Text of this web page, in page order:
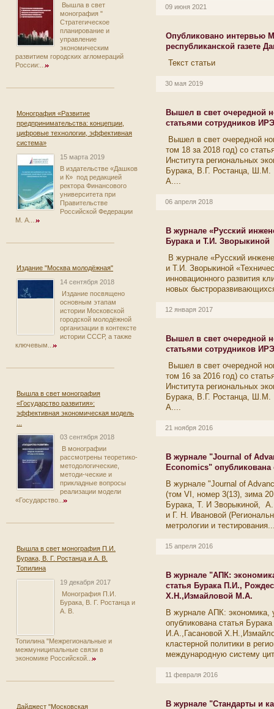
Вышла в свет
монография "
Стратегическое
планирование и
управление
экономическим
развитием городских агломераций
России:...
Монография «Развитие
предпринимательства: концепции,
цифровые технологии, эффективная
система»
15 марта 2019
В издательстве «Дашков
и К» под редакцией
ректора Финансового
университета при
Правительстве
Российской Федерации
М. А....
Издание "Москва молодёжная"
14 сентября 2018
Издание посвящено
основным этапам
истории Московской
городской молодёжной
организации в контексте
истории СССР, а также
ключевым...
Вышла в свет монография
«Государство развития»:
эффективная экономическая модель
03 сентября 2018
В монографии
рассмотрены теоретико-
методологические,
методи-ческие и
прикладные вопросы
реализации модели
«Государство...
Вышла в свет монография П.И.
Бурака, В. Г. Ростанца и А. В.
Топилина
19 декабря 2017
Монография П.И.
Бурака, В. Г. Ростанца и
А. В.
Топилина "Межрегиональные и
межмуниципальные связи в
экономике Российской...
Дайджест "Московская
09 июня 2021
Опубликовано интервью
республиканской газете
Текст статьи
30 мая 2019
Вышел в свет очередной
статьями сотрудников
Вышел в свет очередной
том 18 за 2018 год) со
Института региональных
Бурака, В.Г. Ростанца,
А....
06 апреля 2018
В журнале «Русский
Бурака и Т.И. Зворыкиной
В журнале «Русский
и Т.И. Зворыкиной
инновационного развития
новых
12 января 2017
Вышел в свет очередной
статьями сотрудников
Вышел в свет очередной
том 16 за 2016 год) со
Института региональных
Бурака, В.Г. Ростанца,
А....
21 ноября 2016
В журнале "Journal of
Economics"
В журнале "Journal of
(том VI, номер 3(13), зима
Бурака, Т. И Зворыкиной,
и Г. Н. Ивановой
метрологии и
15 апреля 2016
В журнале "АПК:
статья Бурака П.И.,
Х.Н.,Измайловой М.А.
В журнале АПК: экономика,
опубликована статья
И.А.,Гасановой
кластерной политики в
международную систему
11 февраля 2016
В журнале "Стандарты и